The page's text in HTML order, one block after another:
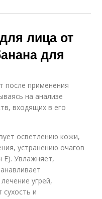
лица от
для
после применения
на анализе
входящих в его
осветлению кожи,
устранению очагов
Е). Увлажняет,
угрей,
и